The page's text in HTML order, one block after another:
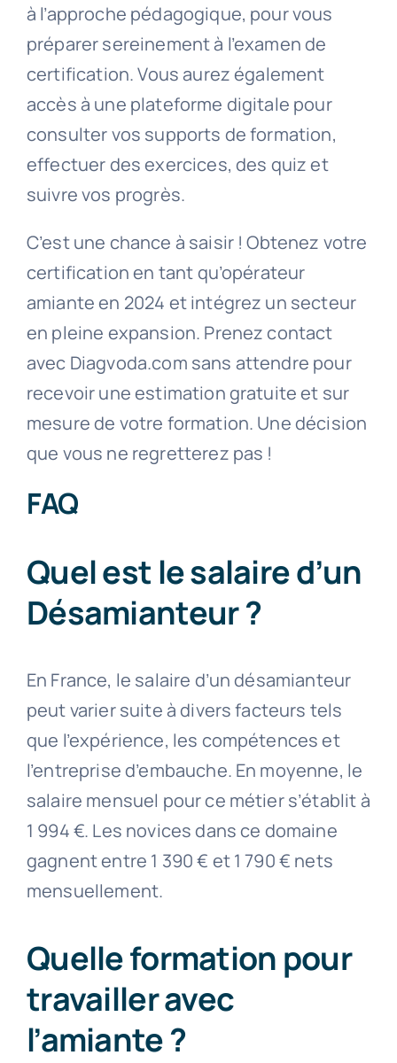
à l’approche pédagogique, pour vous
préparer sereinement à l’examen de
certification. Vous aurez également
accès à une plateforme digitale pour
consulter vos supports de formation,
effectuer des exercices, des quiz et
suivre vos progrès.
C’est une chance à saisir ! Obtenez votre
certification en tant qu’opérateur
amiante en 2024 et intégrez un secteur
en pleine expansion. Prenez contact
avec Diagvoda.com sans attendre pour
recevoir une estimation gratuite et sur
mesure de votre formation. Une décision
que vous ne regretterez pas !
FAQ
Quel est le salaire d’un
Désamianteur ?
En France, le salaire d’un désamianteur
peut varier suite à divers facteurs tels
que l’expérience, les compétences et
l’entreprise d’embauche. En moyenne, le
salaire mensuel pour ce métier s’établit à
1 994 €. Les novices dans ce domaine
gagnent entre 1 390 € et 1 790 € nets
mensuellement.
Quelle formation pour
travailler avec
l’amiante ?